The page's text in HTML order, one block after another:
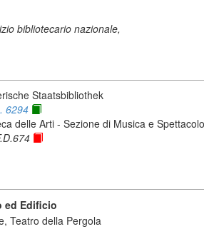
bibliotecario nazionale,
Staatsbibliothek
6294
delle Arti - Sezione di Musica e
ed Edificio
Teatro della Pergola